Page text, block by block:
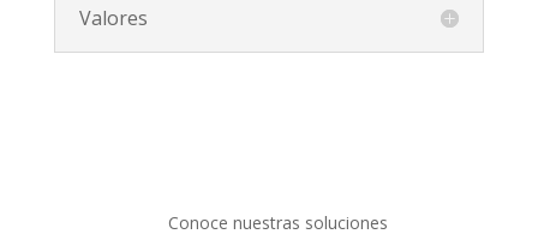
Valores
Conoce nuestras soluciones